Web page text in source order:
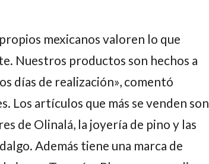
mexicanos valoren lo que
Nuestros productos son hechos a
días de realización», comentó
Los artículos que más se venden son
de Olinalá, la joyería de pino y las
Además tiene una marca de